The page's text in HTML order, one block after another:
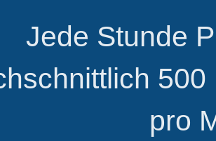
Jede Stunde
pro